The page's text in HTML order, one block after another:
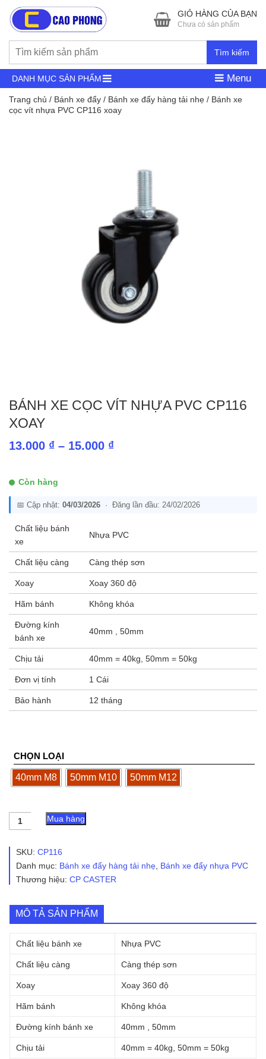
Tìm kiếm
GIỎ HÀNG CỦA BẠN
Chưa có sản phẩm
DANH MỤC SẢN PHẨM Menu
Trang chủ / Bánh xe đẩy / Bánh xe đẩy hàng tải nhẹ / Bánh xe
cọc vít nhựa PVC CP116 xoay
BÁNH XE CỌC VÍT NHỰA PVC CP116
XOAY
13.000 ₫ – 15.000 ₫Khoảng
đến
Còn hàng
📅 Cập nhật: 04/03/2026 · Đăng lần đầu: 24/02/2026
Chất liệu bánh
xe
Nhựa PVC
Chất liệu càng Càng thép sơn
Xoay Xoay 360 độ
Hãm bánh Không khóa
Đường kính
bánh xe
40mm , 50mm
Chịu tải 40mm = 40kg, 50mm = 50kg
Đơn vị tính 1 Cái
Bảo hành 12 tháng
CHỌN LOẠI
40mm M8 50mm M10 50mm M12
Bánh
xe
vít
PVC
CP116
lượng
Mua hàng
SKU: CP116
Danh mục: Bánh xe đẩy hàng tải nhẹ, Bánh xe đẩy nhựa PVC
Thương hiệu: CP CASTER
MÔ TẢ SẢN PHẨM
Chất liệu bánh xe Nhựa PVC
Chất liệu càng Càng thép sơn
Xoay Xoay 360 độ
Hãm bánh Không khóa
Đường kính bánh xe 40mm , 50mm
Chịu tải 40mm = 40kg, 50mm = 50kg